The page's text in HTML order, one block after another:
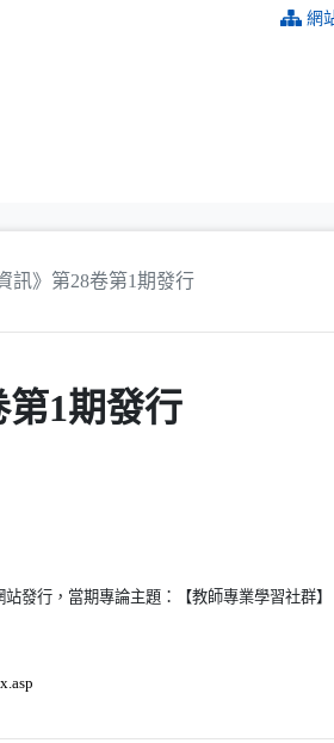
網
訊》第28卷第1期發行
第1期發行
站發行，當期專論主題：【教師專業學習社群